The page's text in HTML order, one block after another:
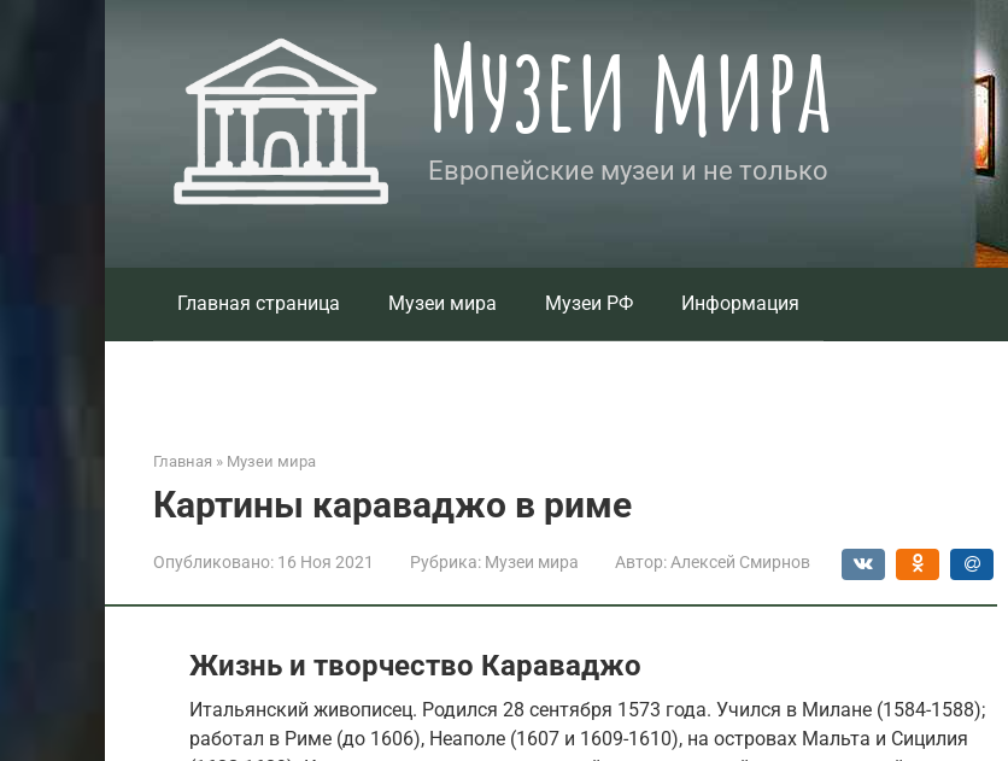
Музеи мира
Европейские музеи и не только
Главная страница Музеи мира Музеи РФ Информация
Главная » Музеи мира
Картины караваджо в риме
Опубликовано: 16 Ноя 2021 Рубрика: Музеи мира Автор: Алексей Смирнов
Жизнь и творчество Караваджо
Итальянский живописец. Родился 28 сентября 1573 года. Учился в Милане (1584-1588);
работал в Риме (до 1606), Неаполе (1607 и 1609-1610), на островах Мальта и Сицилия